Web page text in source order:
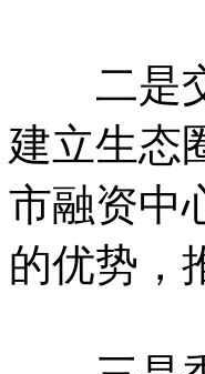
二是交
建立生态
市融资中
的优势，